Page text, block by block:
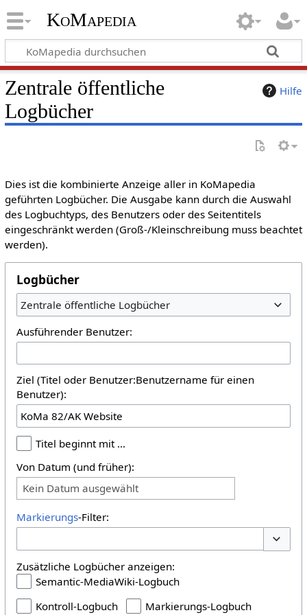
KoMapedia
Hilfe
Zentrale öffentliche
Logbücher
Dies ist die kombinierte Anzeige aller in KoMapedia
geführten Logbücher. Die Ausgabe kann durch die Auswahl
des Logbuchtyps, des Benutzers oder des Seitentitels
eingeschränkt werden (Groß-/Kleinschreibung muss beachtet
werden).
Logbücher
Zentrale öffentliche Logbücher
Ausführender Benutzer:
Ziel (Titel oder Benutzer:Benutzername für einen
Benutzer):
Titel beginnt mit …
Von Datum (und früher):
Kein Datum ausgewählt
Markierungs-Filter:
Zusätzliche Logbücher anzeigen:
Semantic-MediaWiki-Logbuch
Kontroll-Logbuch
Markierungs-Logbuch